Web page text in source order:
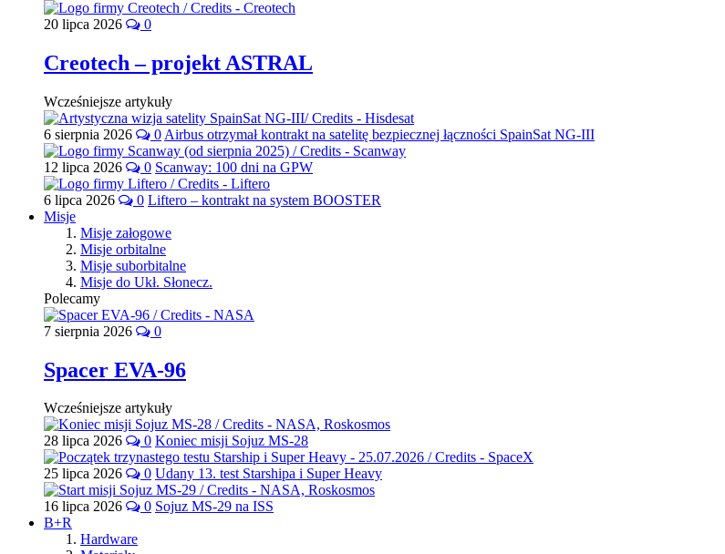
20 lipca 2026 0
Creotech – projekt ASTRAL
Wcześniejsze artykuły
6 sierpnia 2026 0 Airbus otrzymał kontrakt na satelitę bezpiecznej łączności SpainSat NG-III
12 lipca 2026 0 Scanway: 100 dni na GPW
6 lipca 2026 0 Liftero – kontrakt na system BOOSTER
Misje
Misje załogowe
Misje orbitalne
Misje suborbitalne
Misje do Ukł. Słonecz.
Polecamy
7 sierpnia 2026 0
Spacer EVA-96
Wcześniejsze artykuły
28 lipca 2026 0 Koniec misji Sojuz MS-28
25 lipca 2026 0 Udany 13. test Starshipa i Super Heavy
16 lipca 2026 0 Sojuz MS-29 na ISS
B+R
Hardware